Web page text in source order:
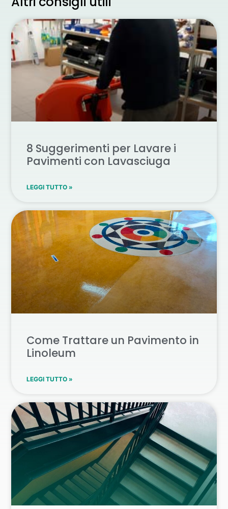
8 Suggerimenti per Lavare i
Pavimenti con Lavasciuga
LEGGI TUTTO »
Come Trattare un Pavimento in
Linoleum
LEGGI TUTTO »